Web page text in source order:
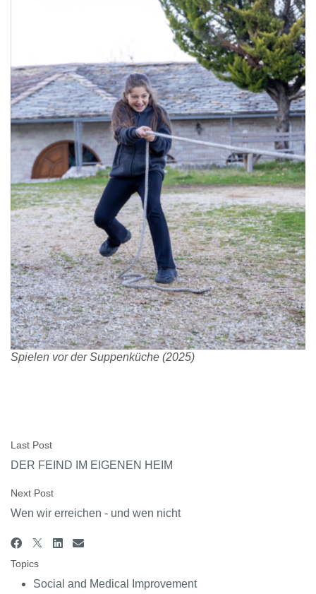
Spielen vor der Suppenküche (2025)
Last Post
DER FEIND IM EIGENEN HEIM
Next Post
Wen wir erreichen - und wen nicht
Topics
Social and Medical Improvement